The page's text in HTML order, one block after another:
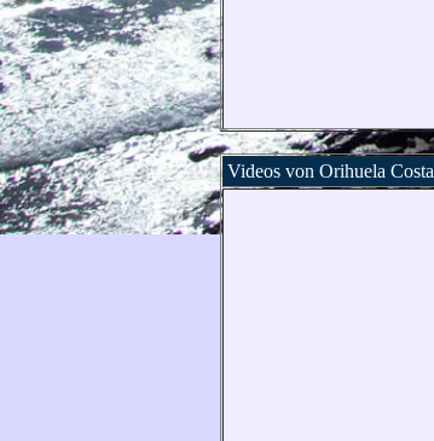
Videos von Orihuela Costa